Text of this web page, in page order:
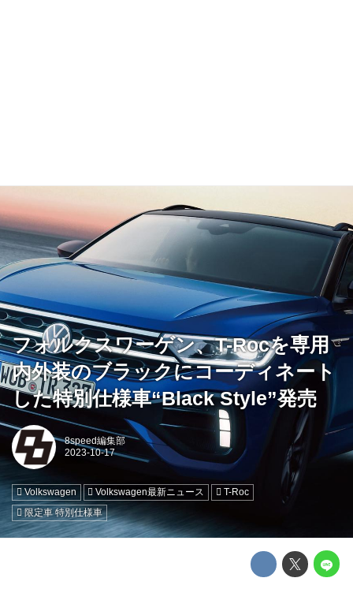
フォルクスワーゲン、T-Rocを専用
内外装のブラックにコーディネート
した特別仕様車“Black Style”発売
8speed編集部
Volkswagen Volkswagen最新ニュース
T-Roc
限定車 特別仕様車